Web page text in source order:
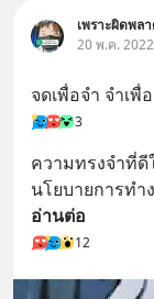
เพราะผิดพล
20 พ.ค.
จดเพื่อจำ จำเพื่
3
ความทรงจำที่ดี
นโยบายการทำ
อ่านต่อ
12